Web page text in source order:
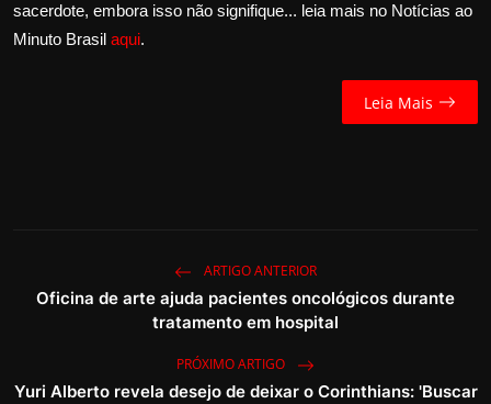
sacerdote, embora isso não signifique... leia mais no Notícias ao
Minuto Brasil aqui.
Leia Mais
ARTIGO ANTERIOR
Oficina de arte ajuda pacientes oncológicos durante
tratamento em hospital
PRÓXIMO ARTIGO
Yuri Alberto revela desejo de deixar o Corinthians: 'Buscar